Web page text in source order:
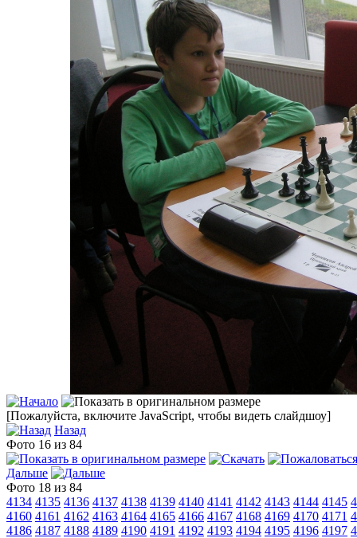
[Пожалуйста, включите JavaScript, чтобы видеть слайдшоу]
Назад
Фото 16 из 84
Дальше
Фото 18 из 84
4134 4135 4136 4137 4138 4139 4140 4141 4142 4143 4144 4145
4160 4161 4162 4163 4164 4165 4166 4167 4168 4169 4170 4171
4186 4187 4188 4189 4190 4191 4192 4193 4194 4195 4196 4197